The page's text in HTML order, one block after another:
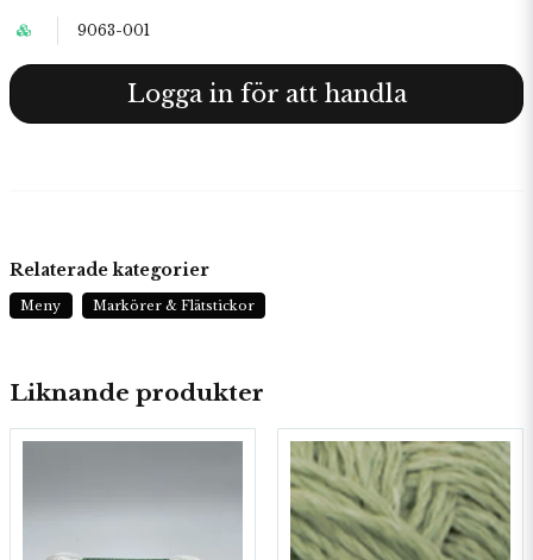
9063-001
Logga in för att handla
Liknande produkter
Relaterade kategorier
Meny Markörer & Flätstickor